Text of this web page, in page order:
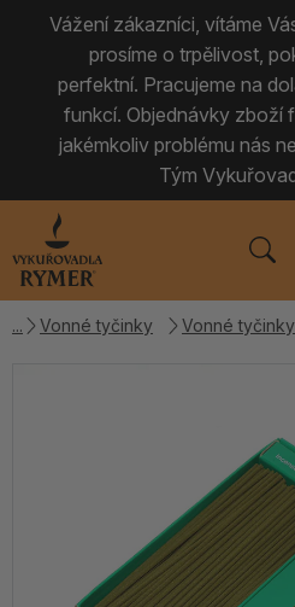
Vážení zákazníci, vítáme
prosíme o trpělivost,
perfektní. Pracujeme na
funkcí. Objednávky zboží
jakémkoliv problému nás
Tým
Vonné tyčinky Vonné